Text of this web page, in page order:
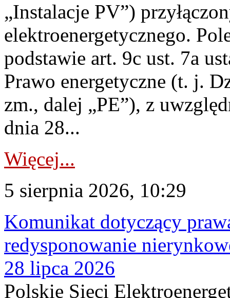
„Instalacje PV”)
elektroenergetycznego.
podstawie art. 9c ust. 7a
Prawo energetyczne (t. j.
zm., dalej „PE”), z
dnia 28...
Więcej...
5 sierpnia 2026, 10:29
Komunikat dotyczący
redysponowanie
28 lipca 2026
Polskie Sieci